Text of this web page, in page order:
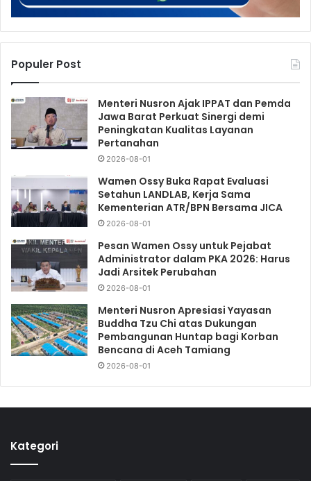
Populer Post
Menteri Nusron Ajak IPPAT dan Pemda
Jawa Barat Perkuat Sinergi demi
Peningkatan Kualitas Layanan
Pertanahan
2026-08-01
Wamen Ossy Buka Rapat Evaluasi
Setahun LANDLAB, Kerja Sama
Kementerian ATR/BPN Bersama JICA
2026-08-01
Pesan Wamen Ossy untuk Pejabat
Administrator dalam PKA 2026: Harus
Jadi Arsitek Perubahan
2026-08-01
Menteri Nusron Apresiasi Yayasan
Buddha Tzu Chi atas Dukungan
Pembangunan Huntap bagi Korban
Bencana di Aceh Tamiang
2026-08-01
Kategori